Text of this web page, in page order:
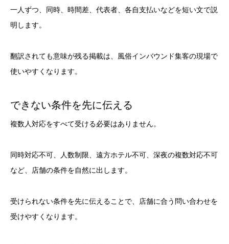
一人ずつ、同時、時間差、代表者、各自支払いなどを短い文で説
明します。
翻訳されても意味が残る掲載は、風俗インバウンド集客の現場で
使いやすくなります。
できない条件を先に伝える
複数人対応をすべて受ける必要はありません。
同時対応不可、人数制限、遠方ホテル不可、深夜の複数対応不可
など、店舗の条件を自然に出します。
受けられない条件を先に伝えることで、店舗に合う問い合わせを
受けやすくなります。